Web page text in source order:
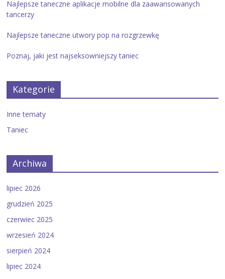
Najlepsze taneczne aplikacje mobilne dla zaawansowanych
tancerzy
Najlepsze taneczne utwory pop na rozgrzewkę
Poznaj, jaki jest najseksowniejszy taniec
Kategorie
Inne tematy
Taniec
Archiwa
lipiec 2026
grudzień 2025
czerwiec 2025
wrzesień 2024
sierpień 2024
lipiec 2024